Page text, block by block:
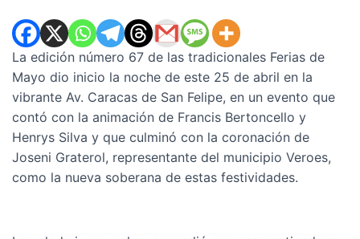
La edición número 67 de las tradicionales Ferias de
Mayo dio inicio la noche de este 25 de abril en la
vibrante Av. Caracas de San Felipe, en un evento que
contó con la animación de Francis Bertoncello y
Henrys Silva y que culminó con la coronación de
Joseni Graterol, representante del municipio Veroes,
como la nueva soberana de estas festividades.